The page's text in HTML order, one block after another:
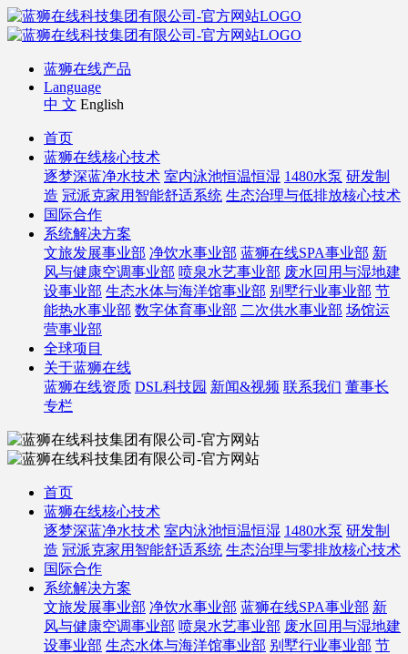
蓝狮在线产品
Language
中 文 English
首页
蓝狮在线核心技术
逐梦深蓝净水技术 室内泳池恒温恒湿 1480水泵 研发制
造 冠派克家用智能舒适系统 生态治理与低排放核心技术
国际合作
系统解决方案
文旅发展事业部 净饮水事业部 蓝狮在线SPA事业部 新
风与健康空调事业部 喷泉水艺事业部 废水回用与湿地建
设事业部 生态水体与海洋馆事业部 别墅行业事业部 节
能热水事业部 数字体育事业部 二次供水事业部 场馆运
营事业部
全球项目
关于蓝狮在线
蓝狮在线资质 DSL科技园 新闻&视频 联系我们 董事长
专栏
首页
蓝狮在线核心技术
逐梦深蓝净水技术 室内泳池恒温恒湿 1480水泵 研发制
造 冠派克家用智能舒适系统 生态治理与零排放核心技术
国际合作
系统解决方案
文旅发展事业部 净饮水事业部 蓝狮在线SPA事业部 新
风与健康空调事业部 喷泉水艺事业部 废水回用与湿地建
设事业部 生态水体与海洋馆事业部 别墅行业事业部 节